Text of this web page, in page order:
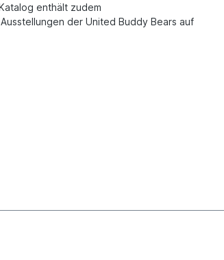
enthält zudem
der United Buddy Bears auf